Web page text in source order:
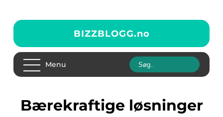
BIZZBLOGG.no
Menu
Bærekraftige løsninger